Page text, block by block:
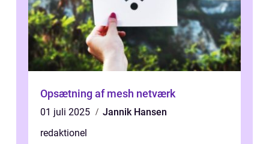
Opsætning af mesh netværk
01 juli 2025
Jannik Hansen
redaktionel